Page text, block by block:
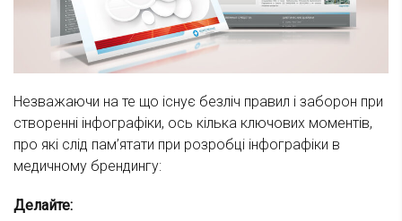
Незважаючи на те що існує безліч правил і заборон при
створенні інфографіки, ось кілька ключових моментів,
про які слід пам’ятати при розробці інфографіки в
медичному брендингу:
Делайте: